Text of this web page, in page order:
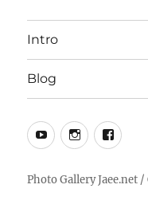
Intro
Blog
YouTubeInstagram